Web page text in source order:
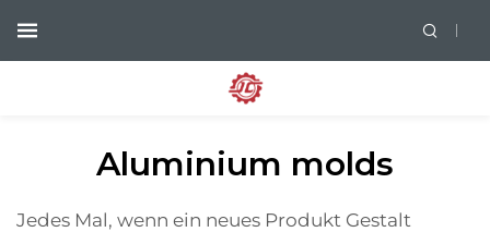
Aluminium molds
Jedes Mal, wenn ein neues Produkt Gestalt